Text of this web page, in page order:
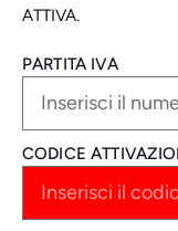
ATTIVA.
PARTITA IVA
CODICE